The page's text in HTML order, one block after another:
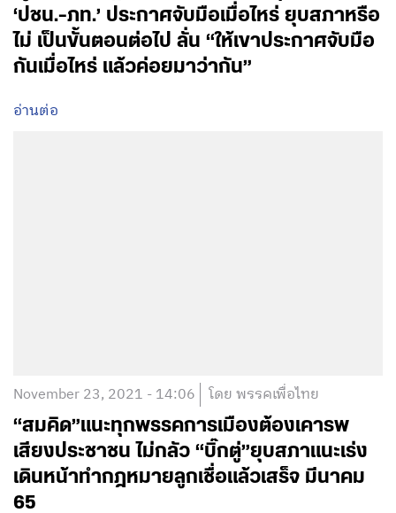
‘ปชน.-ภท.’ ประกาศจับมือเมื่อไหร่ ยุบสภาหรือ
ไม่ เป็นขั้นตอนต่อไป ลั่น “ให้เขาประกาศจับมือ
กันเมื่อไหร่ แล้วค่อยมาว่ากัน”
อ่านต่อ
November 23, 2021 - 14:06 โดย พรรคเพื่อไทย
“สมคิด”แนะทุกพรรคการเมืองต้องเคารพ
เสียงประชาชน ไม่กลัว “บิ๊กตู่”ยุบสภาแนะเร่ง
เดินหน้าทำกฎหมายลูกเชื่อแล้วเสร็จ มีนาคม
65